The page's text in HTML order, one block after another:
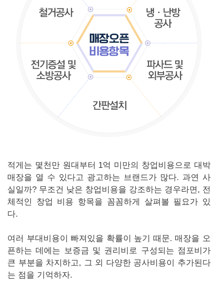
적게는 몇천만 원대부터 1억 미만의 창업비용으로 대박
매장을 열 수 있다고 광고하는 브랜드가 많다. 과연 사
실일까? 무조건 낮은 창업비용을 강조하는 경우라면, 전
체적인 창업 비용 항목을 꼼꼼하게 살펴볼 필요가 있
다.
여러 부대비용이 빠져있을 확률이 높기 때문. 매장을 오
픈하는 데에는 보증금 및 권리비로 구성되는 점포비가
큰 부분을 차지하고, 그 외 다양한 공사비용이 추가된다
는 점을 기억하자.